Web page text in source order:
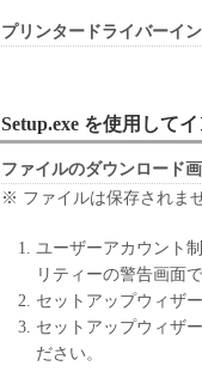
３．帰属
「本ソフトウェア」に
お客様は、「本ソフト
ーの著作権表示を変更
５．保証の否認・免責
(1) 「本ソフトウェア」
ン、キヤノンのライセ
の販売代理店または販
よび特定の目的への適
プリンタードライバーイ
Setup.exe を使用して
ファイルのダウンロード
※ ファイルは保存されませ
ユーザーアカウント
リティーの警告画面
セットアップウィザ
セットアップウィザ
ださい。